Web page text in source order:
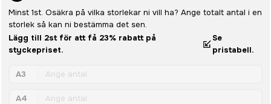
Minst 1st. Osäkra på vilka storlekar ni vill ha? Ange totalt antal i en
storlek så kan ni bestämma det sen.
Lägg till 2st för att få 23% rabatt på
styckepriset.
Se
pristabell.
A3
A4